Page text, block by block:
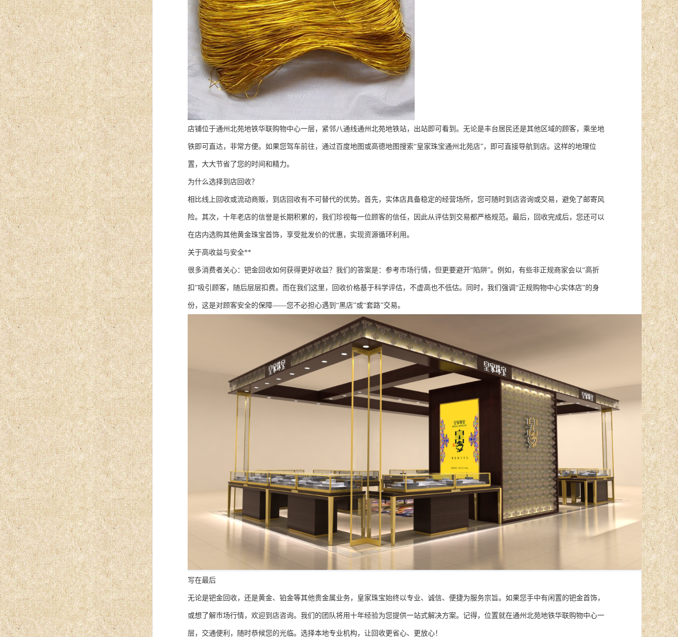
店铺位于通州北苑地铁华联购物中心一层，紧邻八通线通州北苑地铁站，出站即可看到。无论是丰台居民还是其他区域的顾客，乘坐地
铁即可直达，非常方便。如果您驾车前往，通过百度地图或高德地图搜索“皇家珠宝通州北苑店”，即可直接导航到店。这样的地理位
置，大大节省了您的时间和精力。
为什么选择到店回收？
相比线上回收或流动商贩，到店回收有不可替代的优势。首先，实体店具备稳定的经营场所，您可随时到店咨询或交易，避免了邮寄风
险。其次，十年老店的信誉是长期积累的，我们珍视每一位顾客的信任，因此从评估到交易都严格规范。最后，回收完成后，您还可以
在店内选购其他黄金珠宝首饰，享受批发价的优惠，实现资源循环利用。
关于高收益与安全**
很多消费者关心：钯金回收如何获得更好收益？我们的答案是：参考市场行情，但更要避开“陷阱”。例如，有些非正规商家会以“高折
扣”吸引顾客，随后层层扣费。而在我们这里，回收价格基于科学评估，不虚高也不低估。同时，我们强调“正规购物中心实体店”的身
份，这是对顾客安全的保障——您不必担心遇到“黑店”或“套路”交易。
写在最后
无论是钯金回收，还是黄金、铂金等其他贵金属业务，皇家珠宝始终以专业、诚信、便捷为服务宗旨。如果您手中有闲置的钯金首饰，
或想了解市场行情，欢迎到店咨询。我们的团队将用十年经验为您提供一站式解决方案。记得，位置就在通州北苑地铁华联购物中心一
层，交通便利，随时恭候您的光临。选择本地专业机构，让回收更省心、更放心！